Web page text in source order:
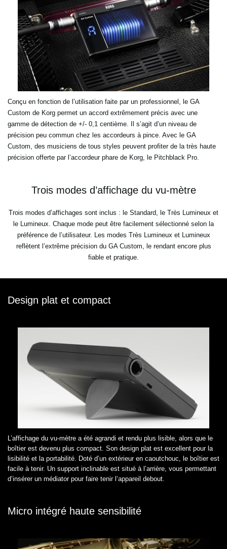
Conçu en fonction de l’utilisation faite par un professionnel, le GA
Custom de Korg permet un accord extrêmement précis avec une
gamme de détection de +/- 0,1 centième. Il s’agit d’un niveau de
précision peu commun chez les accordeurs à pince. Avec le GA
Custom, des musiciens de tous styles peuvent profiter de la très haute
précision offerte par l’accordeur phare de Korg, le Pitchblack Pro.
Trois modes d’affichage du vu-mètre
Trois modes d’affichages sont inclus : le Standard, le Très Lumineux et
le Lumineux. Chaque mode peut être facilement sélectionné selon la
préférence de l’utilisateur. Les modes Très Lumineux et Lumineux
reflètent l’extrême précision du GA Custom, le rendant encore plus
fiable et pratique.
Design plat et compact
L’affichage du vu-mètre a été agrandi et rendu plus lisible, alors que le
boîtier est devenu plus compact. Son design plat est excellent pour la
lisibilité et la portabilité. Doté d’un extérieur en caoutchouc, le boîtier est
facile à tenir. Un support inclinable est situé à l’arrière, vous permettant
d’insérer un médiator pour faire tenir l’appareil debout.
Micro intégré haute sensibilité